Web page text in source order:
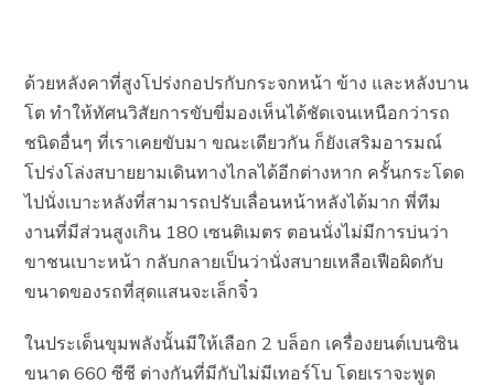
ด้วยหลังคาที่สูงโปร่งกอปรกับกระจกหน้า ข้าง และหลังบาน
โต ทำให้ทัศนวิสัยการขับขี่มองเห็นได้ชัดเจนเหนือกว่ารถ
ชนิดอื่นๆ ที่เราเคยขับมา ขณะเดียวกัน ก็ยังเสริมอารมณ์
โปร่งโล่งสบายยามเดินทางไกลได้อีกต่างหาก ครั้นกระโดด
ไปนั่งเบาะหลังที่สามารถปรับเลื่อนหน้าหลังได้มาก พี่ทีม
งานที่มีส่วนสูงเกิน 180 เซนติเมตร ตอนนั่งไม่มีการบ่นว่า
ขาชนเบาะหน้า กลับกลายเป็นว่านั่งสบายเหลือเฟือผิดกับ
ขนาดของรถที่สุดแสนจะเล็กจิ๋ว
ในประเด็นขุมพลังนั้นมีให้เลือก 2 บล็อก เครื่องยนต์เบนซิน
ขนาด 660 ซีซี ต่างกันที่มีกับไม่มีเทอร์โบ โดยเราจะพูด